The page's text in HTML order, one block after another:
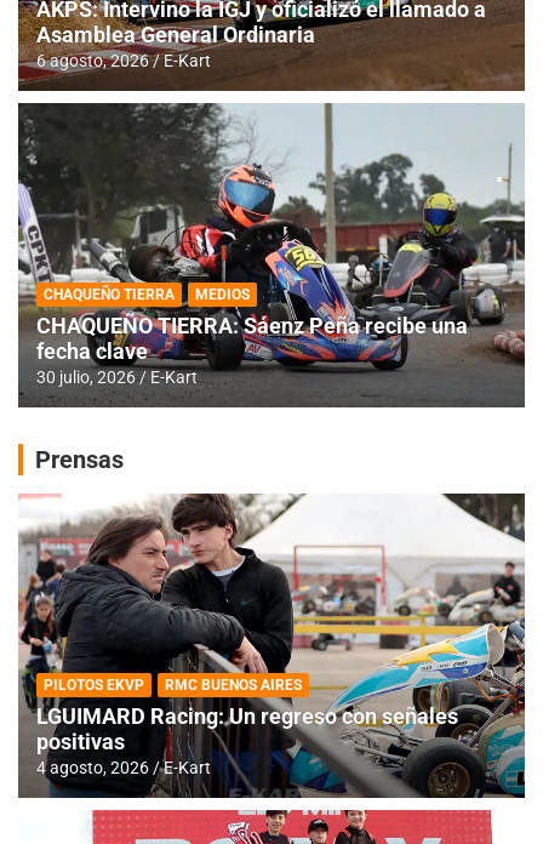
AKPS: Intervino la IGJ y oficializó el llamado a
Asamblea General Ordinaria
6 agosto, 2026 E-Kart
CHAQUEÑO TIERRA MEDIOS
CHAQUEÑO TIERRA: Sáenz Peña recibe una
fecha clave
30 julio, 2026 E-Kart
Prensas
PILOTOS EKVP RMC BUENOS AIRES
LGUIMARD Racing: Un regreso con señales
positivas
4 agosto, 2026 E-Kart